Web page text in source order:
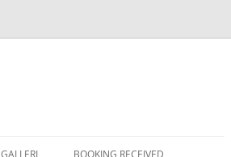
GALLERI BOOKING RECEIVED